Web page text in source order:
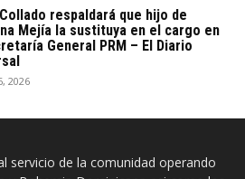
respaldará que hijo de
Mejía la sustituya en el cargo en
General PRM – El Diario
2026
servicio de la comunidad operando